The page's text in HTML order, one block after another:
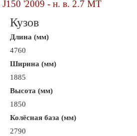
J150 '2009 - н. в. 2.7 MT
Кузов
Длина (мм)
4760
Ширина (мм)
1885
Высота (мм)
1850
Колёсная база (мм)
2790